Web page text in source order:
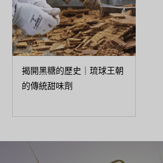
揭開黑糖的歷史｜琉球王朝
的傳統甜味劑